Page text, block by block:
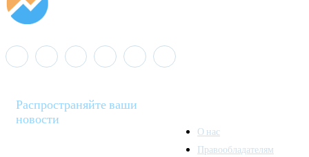
Распространяйте ваши
новости
О нас
Правообладателям